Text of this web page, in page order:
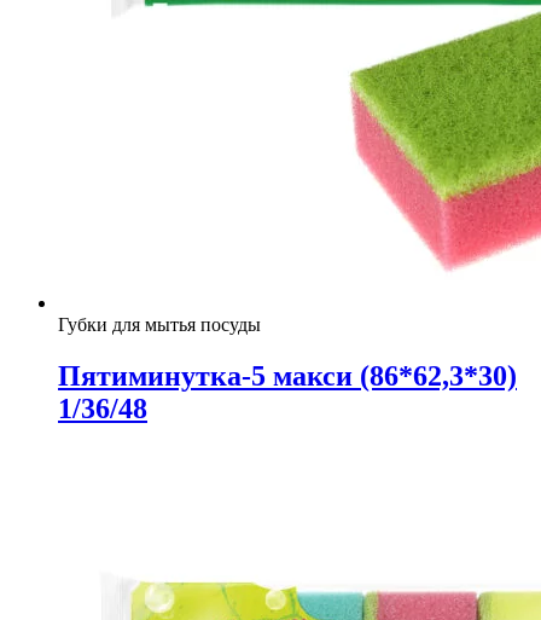
Губки для мытья посуды
Пятиминутка-5 макси (86*62,3*30)
1/36/48